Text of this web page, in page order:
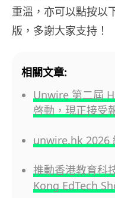
重溫，亦可以點按以
版，多謝大家支持！
相關文章:
Unwire 第二屆
啓動，現正接受
unwire.hk
推動香港教育科
Kong EdTech